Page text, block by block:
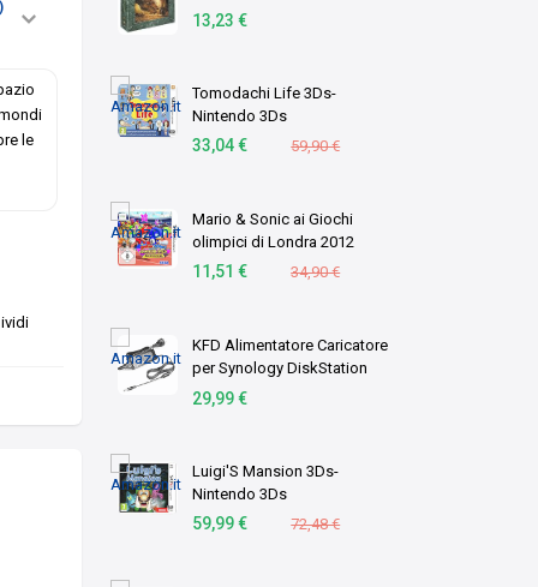
(2D+3D) [Italia]
13,23 €
Tomodachi Life 3Ds-
Nintendo 3Ds
33,04 € 59,90 €
Mario & Sonic ai Giochi
olimpici di Londra 2012
11,51 € 34,90 €
KFD Alimentatore Caricatore
per Synology DiskStation
DS213+ DS212 DS212j
29,99 €
Luigi'S Mansion 3Ds-
Nintendo 3Ds
59,99 € 72,48 €
le